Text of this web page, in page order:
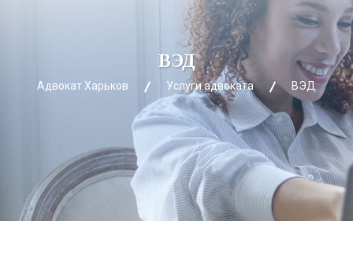
ВЭД
Адвокат Харьков Услуги адвоката ВЭД